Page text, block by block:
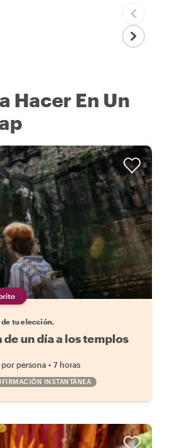
Hacer En Un
de tu elección.
un día a los templos
por persona • 7 horas
INSTANTÁNEA